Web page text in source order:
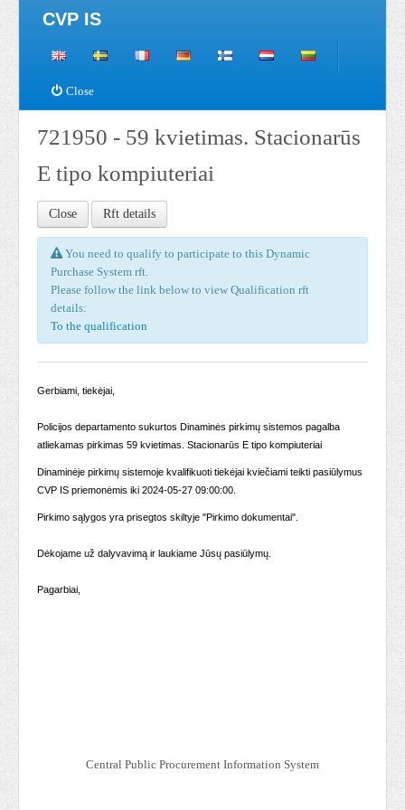
CVP IS
Close
721950 - 59 kvietimas. Stacionarūs
E tipo kompiuteriai
Close Rft details
You need to qualify to participate to this Dynamic
Purchase System rft.
Please follow the link below to view Qualification rft
details:
To the qualification
Gerbiami, tiekėjai,
Policijos departamento sukurtos Dinaminės pirkimų sistemos pagalba
atliekamas pirkimas 59 kvietimas. Stacionarūs E tipo kompiuteriai
Dinaminėje pirkimų sistemoje kvalifikuoti tiekėjai kviečiami teikti pasiūlymus
CVP IS priemonėmis iki 2024-05-27 09:00:00.
Pirkimo sąlygos yra prisegtos skiltyje "Pirkimo dokumentai".
Dėkojame už dalyvavimą ir laukiame Jūsų pasiūlymų.
Pagarbiai,
Central Public Procurement Information System